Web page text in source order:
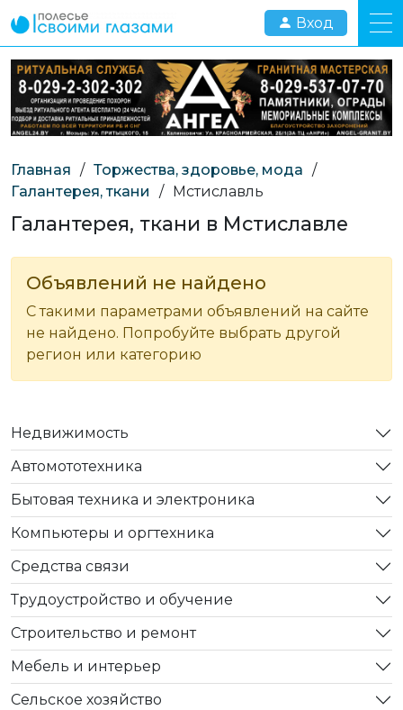
Вход
Главная / Торжества, здоровье, мода /
Галантерея, ткани
/ Мстиславль
Галантерея, ткани в Мстиславле
Объявлений не найдено
С такими параметрами объявлений на сайте
не найдено. Попробуйте выбрать другой
регион или категорию
Недвижимость
Автомототехника
Бытовая техника и электроника
Компьютеры и оргтехника
Средства связи
Трудоустройство и обучение
Строительство и ремонт
Мебель и интерьер
Сельское хозяйство